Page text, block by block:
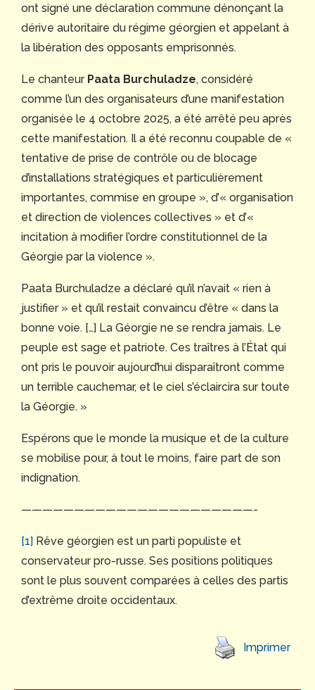
ont signé une déclaration commune dénonçant la
dérive autoritaire du régime géorgien et appelant à
la libération des opposants emprisonnés.
Le chanteur Paata Burchuladze, considéré
comme l’un des organisateurs d’une manifestation
organisée le 4 octobre 2025, a été arrêté peu après
cette manifestation. Il a été reconnu coupable de «
tentative de prise de contrôle ou de blocage
d’installations stratégiques et particulièrement
importantes, commise en groupe », d’« organisation
et direction de violences collectives » et d’«
incitation à modifier l’ordre constitutionnel de la
Géorgie par la violence ».
Paata Burchuladze a déclaré qu’il n’avait « rien à
justifier » et qu’il restait convaincu d’être « dans la
bonne voie. […] La Géorgie ne se rendra jamais. Le
peuple est sage et patriote. Ces traîtres à l’État qui
ont pris le pouvoir aujourd’hui disparaîtront comme
un terrible cauchemar, et le ciel s’éclaircira sur toute
la Géorgie. »
Espérons que le monde la musique et de la culture
se mobilise pour, à tout le moins, faire part de son
indignation.
——————————————————————-
[1] Rêve géorgien est un parti populiste et
conservateur pro-russe. Ses positions politiques
sont le plus souvent comparées à celles des partis
d’extrême droite occidentaux.
Imprimer